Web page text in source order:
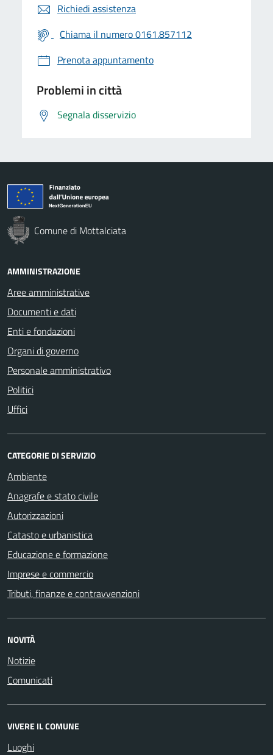
Richiedi assistenza
Chiama il numero 0161.857112
Prenota appuntamento
Problemi in città
Segnala disservizio
Comune di Mottalciata
AMMINISTRAZIONE
Aree amministrative
Documenti e dati
Enti e fondazioni
Organi di governo
Personale amministrativo
Politici
Uffici
CATEGORIE DI SERVIZIO
Ambiente
Anagrafe e stato civile
Autorizzazioni
Catasto e urbanistica
Educazione e formazione
Imprese e commercio
Tributi, finanze e contravvenzioni
NOVITÀ
Notizie
Comunicati
VIVERE IL COMUNE
Luoghi